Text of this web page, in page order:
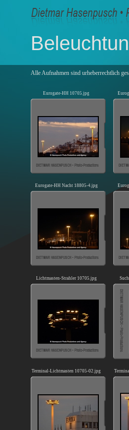
Alle Aufnahmen sind urheberrechtlich
Eurogate-HH 10705.jpg
Eurogate-HH Nacht 18805-4.jpg
Lichtmasten-Strahler 10705.jpg
Terminal-Lichtmasten 10705-02.jpg